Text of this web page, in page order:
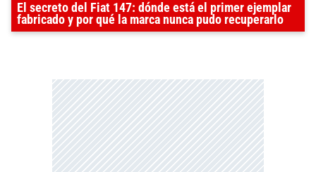
El secreto del Fiat 147: dónde está el primer ejemplar
fabricado y por qué la marca nunca pudo recuperarlo